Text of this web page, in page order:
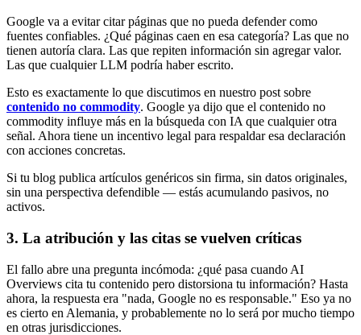
Google va a evitar citar páginas que no pueda defender como
fuentes confiables. ¿Qué páginas caen en esa categoría? Las que no
tienen autoría clara. Las que repiten información sin agregar valor.
Las que cualquier LLM podría haber escrito.
Esto es exactamente lo que discutimos en nuestro post sobre
contenido no commodity. Google ya dijo que el contenido no
commodity influye más en la búsqueda con IA que cualquier otra
señal. Ahora tiene un incentivo legal para respaldar esa declaración
con acciones concretas.
Si tu blog publica artículos genéricos sin firma, sin datos originales,
sin una perspectiva defendible — estás acumulando pasivos, no
activos.
3. La atribución y las citas se vuelven críticas
El fallo abre una pregunta incómoda: ¿qué pasa cuando AI
Overviews cita tu contenido pero distorsiona tu información? Hasta
ahora, la respuesta era "nada, Google no es responsable." Eso ya no
es cierto en Alemania, y probablemente no lo será por mucho tiempo
en otras jurisdicciones.